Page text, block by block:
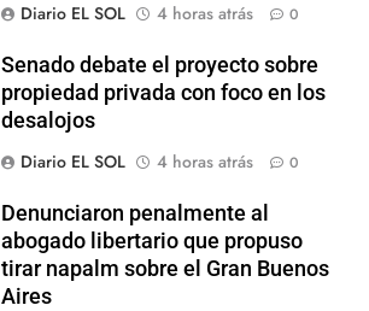
Diario EL SOL
4 horas atrás 0
Senado debate el proyecto sobre
propiedad privada con foco en los
desalojos
Diario EL SOL
4 horas atrás 0
Denunciaron penalmente al
abogado libertario que propuso
tirar napalm sobre el Gran Buenos
Aires